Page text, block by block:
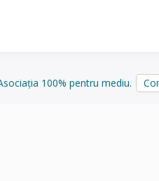
100% pentru mediu.